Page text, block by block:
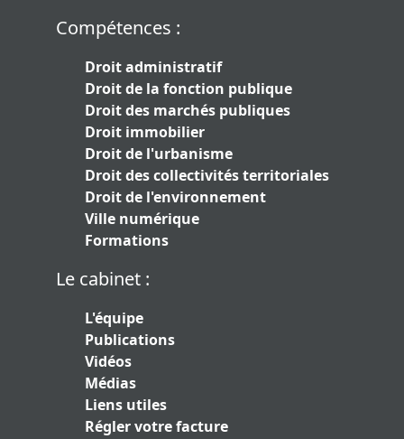
Compétences :
Droit administratif
Droit de la fonction publique
Droit des marchés publiques
Droit immobilier
Droit de l'urbanisme
Droit des collectivités territoriales
Droit de l'environnement
Ville numérique
Formations
Le cabinet :
L'équipe
Publications
Vidéos
Médias
Liens utiles
Régler votre facture